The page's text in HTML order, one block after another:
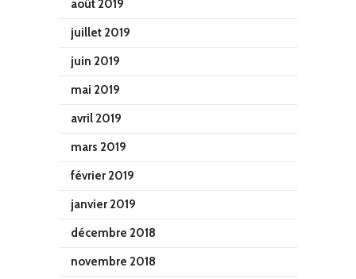
août 2019
juillet 2019
juin 2019
mai 2019
avril 2019
mars 2019
février 2019
janvier 2019
décembre 2018
novembre 2018